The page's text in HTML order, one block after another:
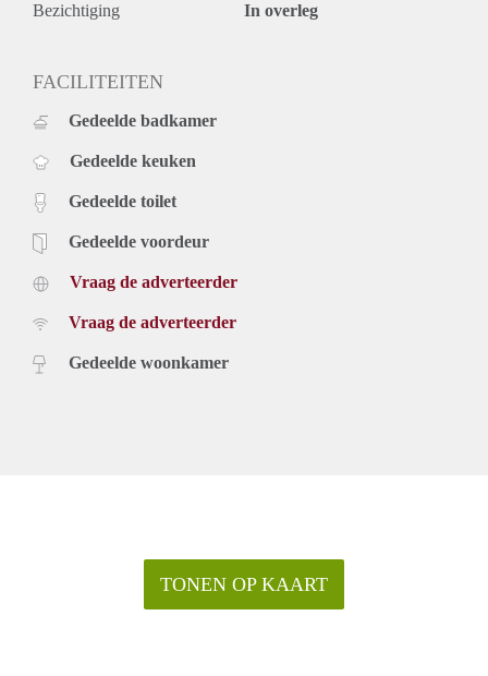
Bezichtiging In overleg
FACILITEITEN
Gedeelde badkamer
Gedeelde keuken
Gedeelde toilet
Gedeelde voordeur
Vraag de adverteerder
Vraag de adverteerder
Gedeelde woonkamer
TONEN OP KAART